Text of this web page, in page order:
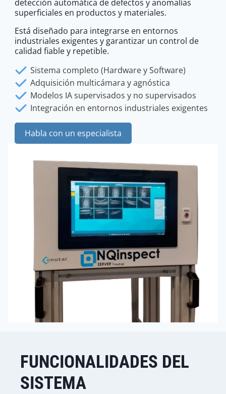
detección automática de defectos y anomalías
superficiales en productos y materiales.
Está diseñado para integrarse en entornos
industriales exigentes y garantizar un control de
calidad fiable y repetible.
Sistema completo (Hardware y Software)
Adquisición multicámara y agnóstica
Modelos IA supervisados y no supervisados
Integración en entornos industriales exigentes
Habla con un especialista
FUNCIONALIDADES DEL
SISTEMA